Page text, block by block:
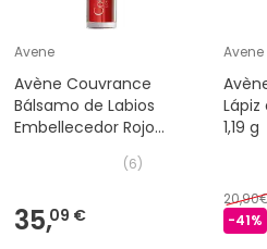
Avene
Avène Couvrance
Bálsamo de Labios
Embellecedor Rojo
(6)
35,09 €
Avene
1,19 g
-41%